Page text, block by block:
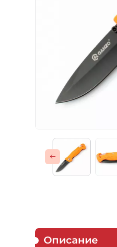
Описание